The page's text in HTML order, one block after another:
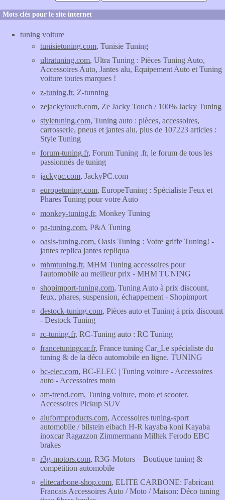
Mots clés pour le site internet
tuning voiture
tunisietuning.com, Tunisie Tuning
ultratuning.com, Ultra Tuning : Pièces Tuning Auto,
Accessoires Auto, Jantes alu, Equipement Auto et Tuning
voiture toutes marques !
z-tuning.fr, Z-tunning
zejackytouch.com, Ze Jacky Touch / 100% Jacky Tuning
styletuning.com, Tuning auto : pièces, accessoires,
carrosserie, pneus et jantes alu, plus de 107223 articles :
Style Tuning
forum-tuning.fr, Forum Tuning .fr, le forum de tous les
passionnés de tuning
jackypc.com, JackyPC.com
europetuning.com, EuropeTuning : Spécialiste Feux et
Phares Tuning pour votre Auto
monkey-tuning.fr, Monkey Tuning
pa-tuning.com, P&A Tuning
oasis-tuning.com, Oasis Tuning : Votre griffe Tuning! -
jantes replica jantes repliqua
mhmtuning.fr, MHM Tuning accessoires pour
l'automobile au meilleur prix - MHM TUNING
shopimport-tuning.com, Tuning Auto à prix discount,
feux, phares, suspension, échappement - Shopimport
destock-tuning.com, Pièces auto et Tuning à prix discount
- Destock Tuning
rc-tuning.fr, RC-Tuning auto : RC Tuning
francetuningcar.fr, France tuning Car_Le spécialiste du
tuning & de la déco automobile en ligne. TUNING
bc-elec.com, BC-ELEC | Tuning voiture - Accessoires
auto - Accessoires moto
am-trend.com, Tuning voiture, moto et scooter.
Accessoires Pickup SUV
aluformproducts.com, Accessoires tuning-sport
automobile / bilstein eibach H-R kayaba koni Kayaba
inoxcar Ragazzon Zimmermann Milltek Ferodo EBC
brakes
r3g-motors.com, R3G-Motors – Boutique tuning &
compétition automobile
elitecarbone-shop.com, ELITE CARBONE: Fabricant
Francais Accessoires Auto / Moto / Maison: Déco tuning